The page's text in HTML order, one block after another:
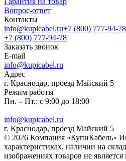
Вопрос-ответ
Контакты
info@kupicabel.ru+7 (800) 777-94-78
+7 (800) 777-94-78
Заказать звонок
E-mail
info@kupicabel.ru
Адрес
г. Краснодар, проезд Майский 5
Режим работы
Пн. – Пт.: с 9:00 до 18:00
info@kupicabel.ru
г. Краснодар, проезд Майский 5
© 2026 Компания «КупиКабель»
характеристиках, наличии на
изображениях товаров не